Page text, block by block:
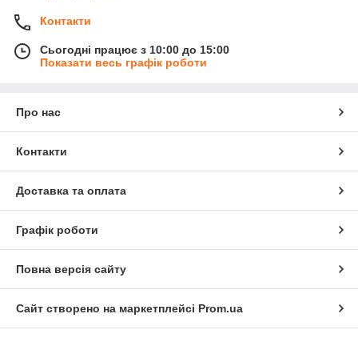
Контакти
Сьогодні працює з 10:00 до 15:00
Показати весь графік роботи
Про нас
Контакти
Доставка та оплата
Графік роботи
Повна версія сайту
Сайт створено на маркетплейсі Prom.ua